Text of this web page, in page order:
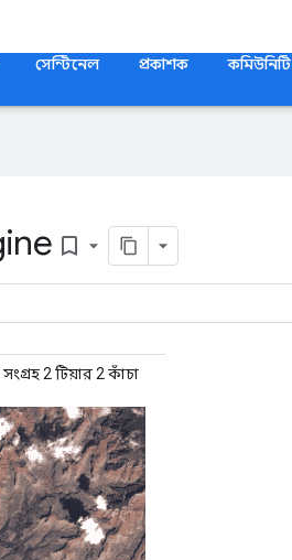
সেন্টিনেল প্রকাশক কমিউনিটি
bookmark_border
2 টিয়ার 2 কাঁচা